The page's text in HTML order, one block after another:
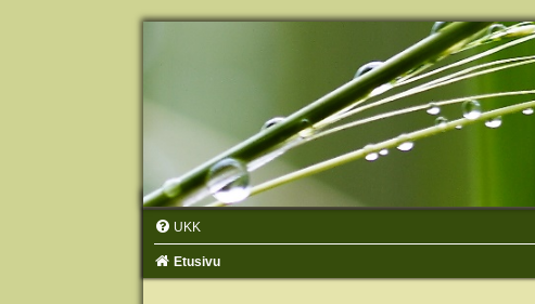
UKK
Etusivu